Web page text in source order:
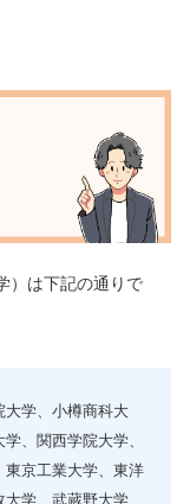
）は下記の通りで
大学、小樽商科大
、関西学院大学、
東京工業大学、東洋
学、武蔵野大学、